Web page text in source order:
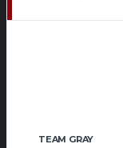
TEAM GRAY